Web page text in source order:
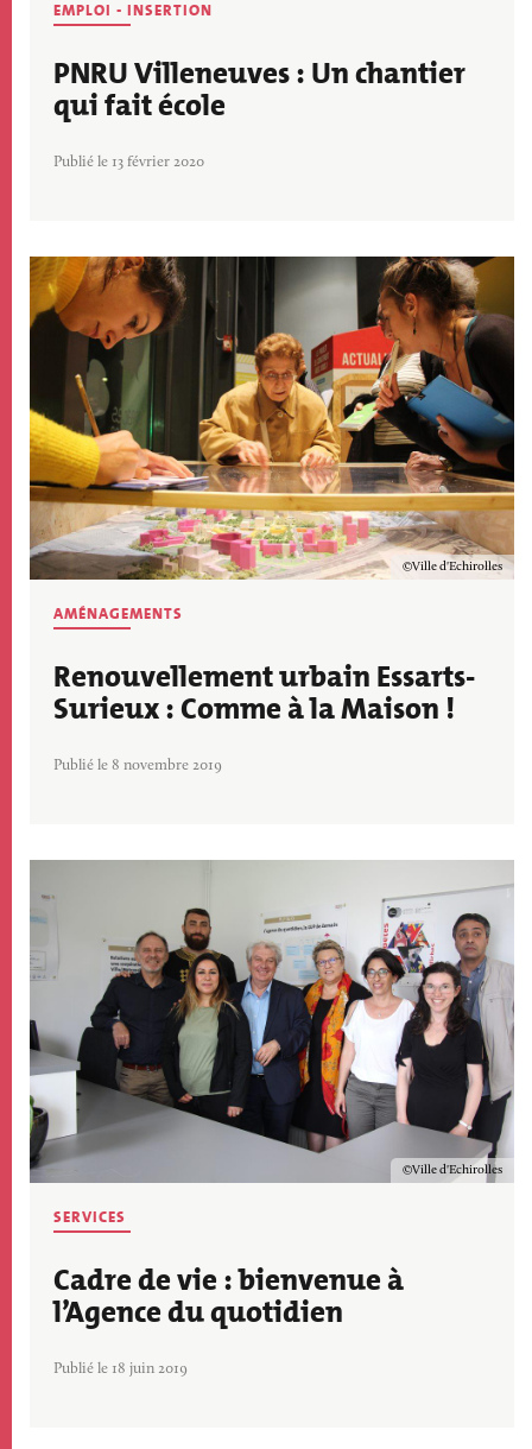
EMPLOI - INSERTION
PNRU Villeneuves : Un chantier
qui fait école
Publié le 13 février 2020
Image
Copyright
Ville d'Echirolles
AMÉNAGEMENTS
Renouvellement urbain Essarts-
Surieux : Comme à la Maison !
Publié le 8 novembre 2019
Copyright
Ville d'Echirolles
SERVICES
Cadre de vie : bienvenue à
l’Agence du quotidien
Publié le 18 juin 2019